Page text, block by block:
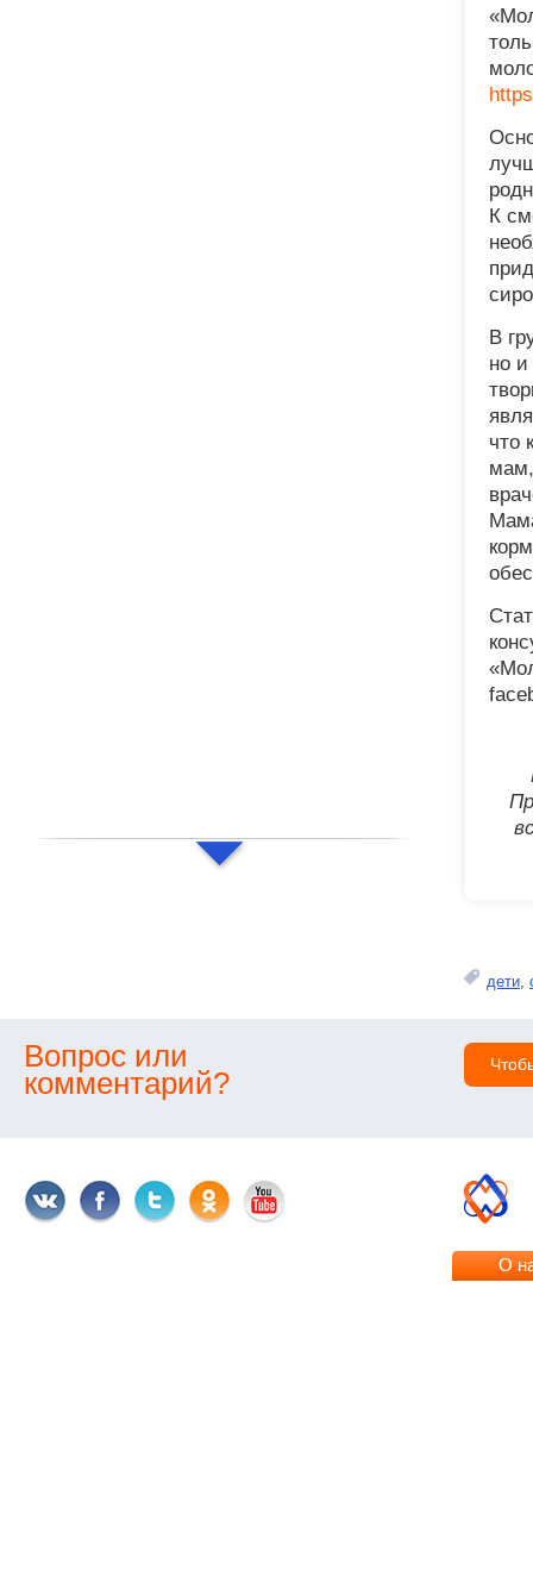
К
В
но
что
дети,
Вопрос или
комментарий?
О